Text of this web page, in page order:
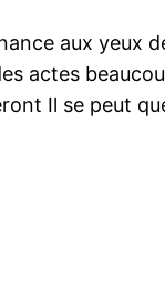
aux yeux
actes
Il se peut